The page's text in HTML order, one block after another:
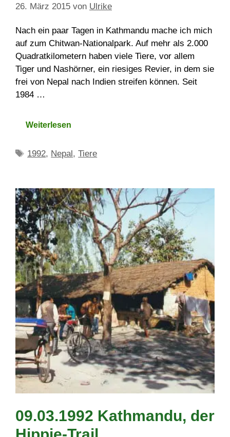
26. März 2015 von Ulrike
Nach ein paar Tagen in Kathmandu mache ich mich
auf zum Chitwan-Nationalpark. Auf mehr als 2.000
Quadratkilometern haben viele Tiere, vor allem
Tiger und Nashörner, ein riesiges Revier, in dem sie
frei von Nepal nach Indien streifen können. Seit
1984 …
Weiterlesen
Schlagwörter
1992, Nepal,Tiere
09.03.1992 Kathmandu, der